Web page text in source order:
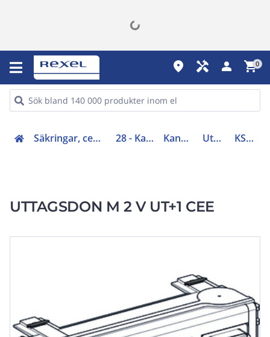
place handyman person shopping_cart0
Säkringar, centraler, skåp, elfördelning (20-29) 28 - Kanalskensfördelning Kanalskenfördelning Uttagsdon/lådor KSB32CP15T3SE
UTTAGSDON M 2 V UT+1 CEE